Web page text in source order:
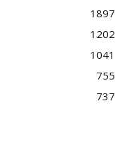
1897
1202
1041
755
737